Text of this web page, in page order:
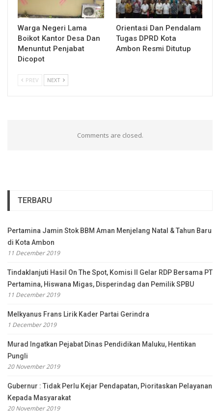
Warga Negeri Lama
Boikot Kantor Desa Dan
Menuntut Penjabat
Dicopot
Orientasi Dan Pendalam
Tugas DPRD Kota
Ambon Resmi Ditutup
PREV NEXT
Comments are closed.
TERBARU
Pertamina Jamin Stok BBM Aman Menjelang Natal & Tahun Baru
di Kota Ambon
11 December 2019
Tindaklanjuti Hasil On The Spot, Komisi II Gelar RDP Bersama PT
Pertamina, Hiswana Migas, Disperindag dan Pemilik SPBU
11 December 2019
Melkyanus Frans Lirik Kader Partai Gerindra
1 December 2019
Murad Ingatkan Pejabat Dinas Pendidikan Maluku, Hentikan
Pungli
20 November 2019
Gubernur : Tidak Perlu Kejar Pendapatan, Pioritaskan Pelayanan
Kepada Masyarakat
20 November 2019